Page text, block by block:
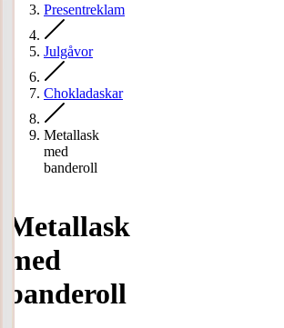
Presentreklam
Julgåvor
Chokladaskar
Metallask
med
banderoll
Metallask
med
banderoll